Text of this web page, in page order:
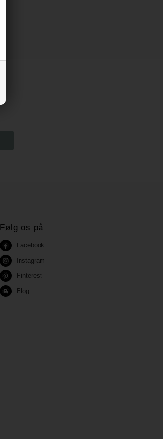
Følg os på
Facebook
Instagram
Pinterest
Blog